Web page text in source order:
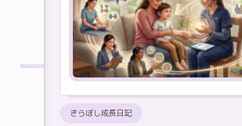
きらぼし成長日記